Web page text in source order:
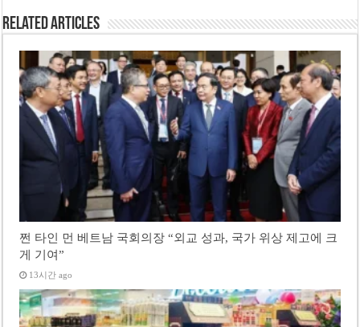
Related Articles
쩐 타인 먼 베트남 국회의장 “외교 성과, 국가 위상 제고에 크
게 기여”
13시간 ago